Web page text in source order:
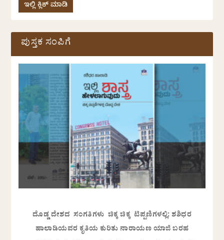
ಇಲ್ಲಿ ಕ್ಲಿಕ್ ಮಾಡಿ
ಪುಸ್ತಕ ಸಂಪಿಗೆ
ದೊಡ್ಡ ದೇಶದ ಸಂಗತಿಗಳು ಚಿಕ್ಕ ಚಿಕ್ಕ ಟಿಪ್ಪಣಿಗಳಲ್ಲಿ: ಶಶಿಧರ
ಹಾಲಾಡಿಯವರ ಕೃತಿಯ ಕುರಿತು ನಾರಾಯಣ ಯಾಜಿ ಬರಹ